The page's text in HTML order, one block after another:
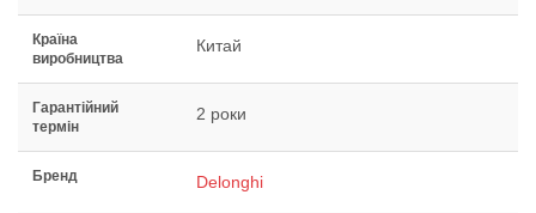
Країна
виробництва
Китай
Гарантійний
термін
2 роки
Бренд Delonghi